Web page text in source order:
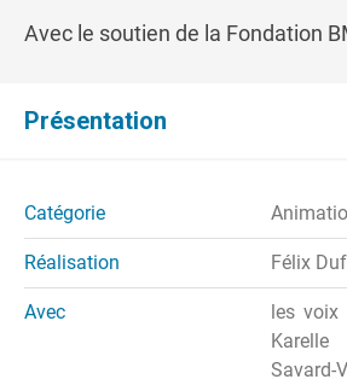
Avec le soutien de la Fondation
Présentation
Catégorie
Réalisation Félix
Avec
les voix
Savard-